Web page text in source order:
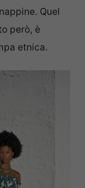
Quel
però, è
etnica.